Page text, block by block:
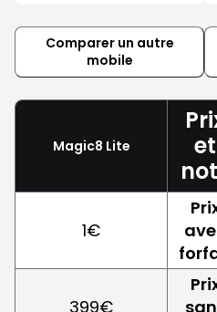
Comparer un autre
mobile
Magic8 Lite
et
1€
399€